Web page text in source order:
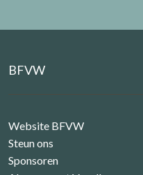
BFVW
Website BFVW
Steun ons
Sponsoren